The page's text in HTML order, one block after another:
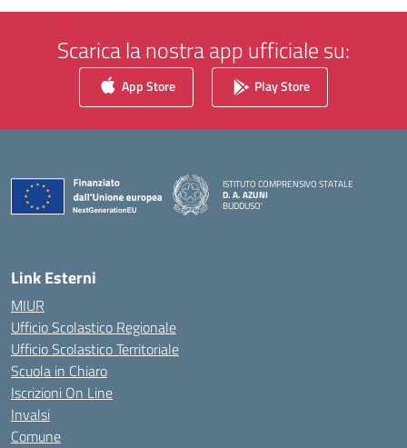
Scarica la nostra app ufficiale su:
App Store Play Store
ISTITUTO COMPRENSIVO STATALE
D. A. AZUNI
BUDDUSO'
Link Esterni
MIUR
Ufficio Scolastico Regionale
Ufficio Scolastico Territoriale
Scuola in Chiaro
Iscrizioni On Line
Invalsi
Comune